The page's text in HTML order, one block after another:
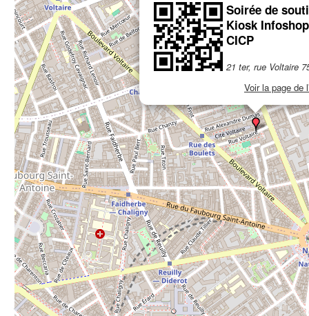
Soirée de
Kiosk
CICP
21 ter, rue Voltaire
Voir la page de